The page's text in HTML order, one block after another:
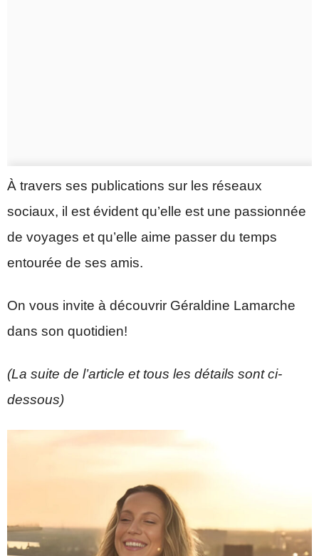
À travers ses publications sur les réseaux
sociaux, il est évident qu’elle est une passionnée
de voyages et qu’elle aime passer du temps
entourée de ses amis.
On vous invite à découvrir Géraldine Lamarche
dans son quotidien!
(La suite de l’article et tous les détails sont ci-
dessous)